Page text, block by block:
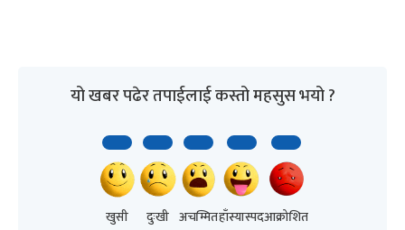
यो खबर पढेर तपाईलाई कस्तो महसुस भयो ?
खुसी दुःखी अचम्मितहाँस्यास्पदआक्रोशित